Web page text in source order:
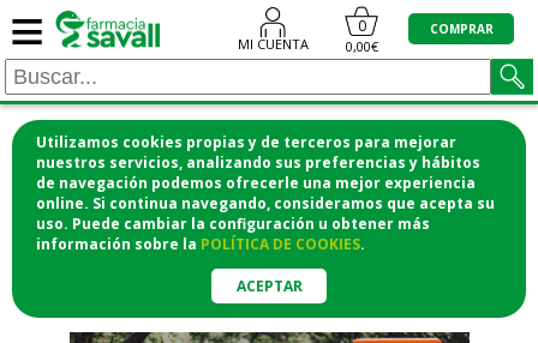
Utilizamos cookies propias y de terceros para mejorar
nuestros servicios, analizando sus preferencias y hábitos
de navegación podemos ofrecerle una mejor experiencia
online. Si continua navegando, consideramos que acepta su
uso. Puede cambiar la configuración u obtener más
información sobre la POLÍTICA DE COOKIES.
ACEPTAR
≡ MI CUENTA
0
0,00€
COMPRAR
¡COMPRA CÓMODAMENTE
DESDE CASA Y RECOGE EN LA
FARMACIA!o si lo prefieres te lo mandamos
a casa